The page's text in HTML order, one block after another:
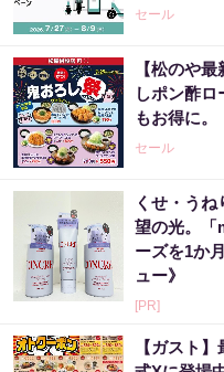
セール
【松のや
しポン酢
もお得に。
セール
くせ・う
望の光。「
ーズを1か
ュー》
[PR]
【ガスト